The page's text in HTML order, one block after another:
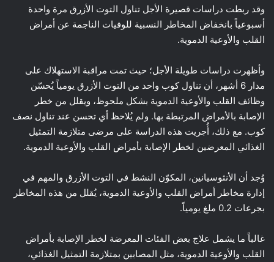
وقد ربطت دراسات قصيرة الأجل تناول التوت الأزرق مرة واحدة
أسبوعياً بانخفاض المخاطر النسبية للوفيات الناجمة عن أمراض
القلب والأوعية الدموية.
وأظهرت دراسات طويلة الأجل؛ حيث تمت مراقبة الاستهلاك على
مدار 6 أشهر، أن تناول كوب واحد من التوت الأزرق يومياً يُحسّن
وظائف القلب والأوعية الدموية بشكل ملحوظ، ويقلل من خطر
الإصابة بالأمراض المرتبطة بها. ولم يُلاحظ أي تحسن عند تناول نصف
كوب. مع ذلك، أُجريت هذه الدراسة على مرضى متلازمة التمثيل
الغذائي المعرضين لخطر الإصابة بأمراض القلب والأوعية الدموية.
وُجد أن الأنثوسيانين، المكوّن النشط في التوت الأزرق والمهم في
إدارة مخاطر أمراض القلب والأوعية الدموية، يُقلل من هذه المخاطر
بجرعات 0.2 ملغ يومياً.
غالباً ما يشمل علاج بعض الفئات المعرضة لخطر الإصابة بأمراض
القلب والأوعية الدموية، مثل المصابين بمتلازمة التمثيل الغذائي،